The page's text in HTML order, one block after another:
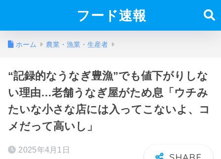
フード速報
ホーム 農業・漁業・生産者
“記録的なうなぎ豊漁”でも値下がりしな
い理由…老舗うなぎ屋がため息「ウチみ
たいな小さな店には入ってこないよ、コ
メだって高いし」
2025年4月1日